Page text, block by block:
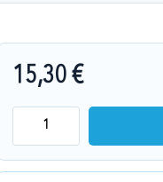
15,30 €